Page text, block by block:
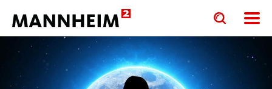
Toggle
search
input
Toggle
search
input